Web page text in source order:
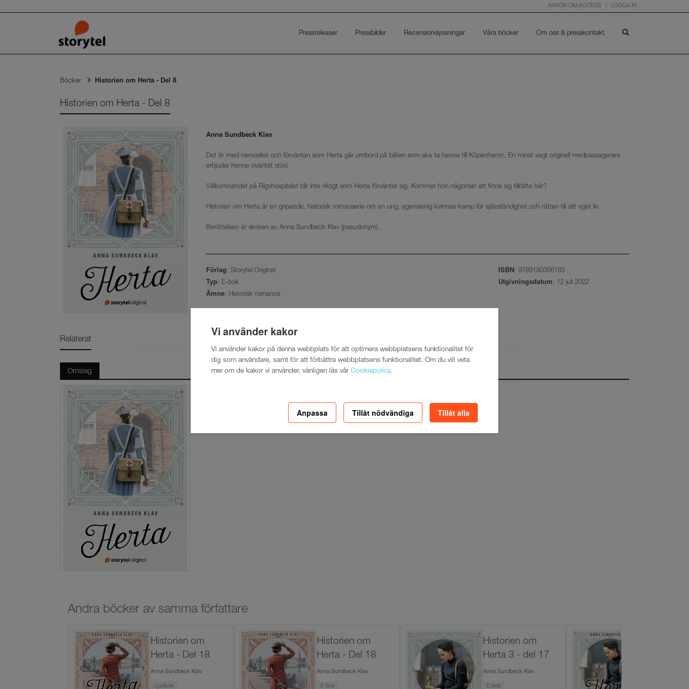
Vi använder kakor
Vi använder kakor på denna webbplats för att optimera webbplatsens funktionalitet för
dig som användare, samt för att förbättra webbplatsens funktionalitet. Om du vill veta
mer om de kakor vi använder, vänligen läs vår Cookiepolicy.
Anpassa Tillåt nödvändiga Tillåt alla
ANSÖK OM ACCESS LOGGA IN
Pressreleaser Pressbilder Recensionslyssningar Våra böcker Om oss & presskontakt
Böcker Historien om Herta - Del 8
Historien om Herta - Del 8
Anna Sundbeck Klav
Det är med nervositet och förväntan som Herta går ombord på båten som ska ta henne till Köpenhamn. En minst sagt originell medpassagerare
erbjuder henne oväntat stöd.
Välkomnandet på Rigshospitalet blir inte riktigt som Herta förväntat sig. Kommer hon någonsin att finna sig tillrätta här?
Historien om Herta är en gripande, historisk romanserie om en ung, egensinnig kvinnas kamp för självständighet och rätten till sitt eget liv.
Berättelsen är skriven av Anna Sundbeck Klav (pseudonym).
Förlag: Storytel Original
Typ: E-bok
Ämne: Historisk romance
ISBN: 9789180356183
Utgivningsdatum: 12 juli 2022
Relaterat
Omslag
Andra böcker av samma författare
Historien om
Herta - Del 18
Anna Sundbeck Klav
Ljudbok
Historien om
Herta - Del 18
Anna Sundbeck Klav
E-bok
Historien om
Herta 3 - del 17
Anna Sundbeck Klav
E-bok